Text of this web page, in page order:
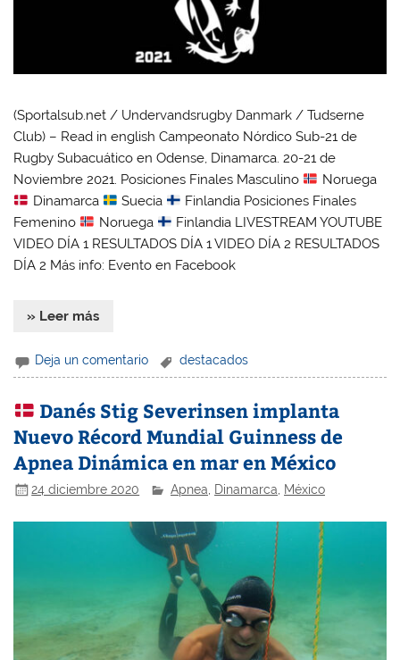
(Sportalsub.net / Undervandsrugby Danmark / Tudserne
Club) – Read in english Campeonato Nórdico Sub-21 de
Rugby Subacuático en Odense, Dinamarca. 20-21 de
Noviembre 2021. Posiciones Finales Masculino
Noruega
Dinamarca
Suecia
Finlandia Posiciones Finales
Femenino
Noruega
Finlandia LIVESTREAM YOUTUBE
VIDEO DÍA 1 RESULTADOS DÍA 1 VIDEO DÍA 2 RESULTADOS
DÍA 2 Más info: Evento en Facebook
» Leer más
Deja un comentario destacados
Danés Stig Severinsen implanta
Nuevo Récord Mundial Guinness de
Apnea Dinámica en mar en México
24 diciembre 2020 Apnea Dinamarca México